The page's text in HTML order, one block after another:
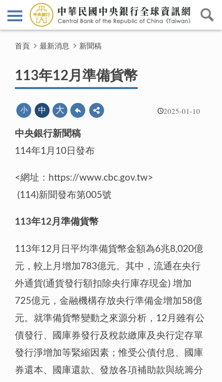
首頁 最新消息 新聞稿
113年12月準備貨幣
2025-01-10
小 中 大
中央銀行新聞稿
114年1月10日發布
<網址：https://www.cbc.gov.tw>
(114)新聞發布第005號
113年12月準備貨幣
113年12月日平均準備貨幣金額為6兆8,020億
元，較上月增加783億元。其中，流通在央行
外通貨(通貨發行額扣除央行庫存現金) 增加
725億元，金融機構存放央行準備金增加58億
元。就準備貨幣變動之來源分析，12月雖有公
債發行、國庫券發行及稅款繳庫及央行定存單
發行淨增加等緊縮因素；惟受公債付息、國庫
券還本、國庫還款、發放各項補助款與統籌分